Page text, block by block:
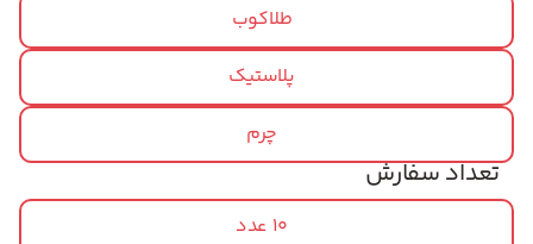
طلاکوب
پلاستیک
چرم
تعداد سفارش
10 عدد